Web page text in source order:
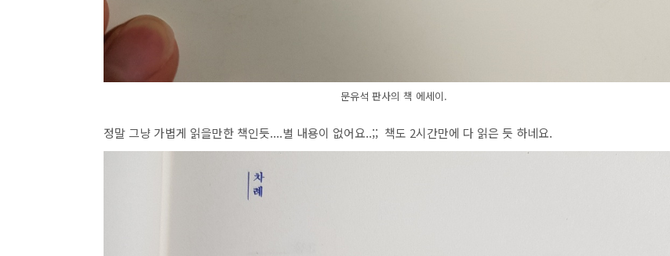
문유석 판사의 책 에세이.
정말 그냥 가볍게 읽을만한 책인듯....별 내용이 없어요..;; 책도 2시간만에 다 읽은 듯 하네요.